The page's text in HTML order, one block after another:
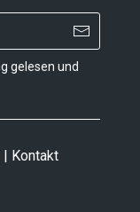
gelesen und
| Kontakt